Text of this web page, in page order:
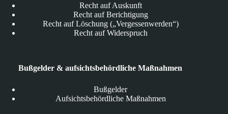
Recht auf Auskunft
Recht auf Berichtigung
Recht auf Löschung („Vergessenwerden“)
Recht auf Widerspruch
Bußgelder & aufsichtsbehördliche Maßnahmen
Bußgelder
Aufsichtsbehördliche Maßnahmen